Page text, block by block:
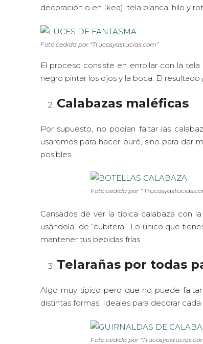
decoración o en Ikea), tela blanca, hilo y
Foto cedida por “Trucosyastucias.com”
El proceso consiste en enrollar con la
negro pintar los ojos y la boca. El resultado
Calabazas maléficas
Por supuesto, no podían faltar las
usaremos para hacer puré, sino para dar
posibles.
Foto cedida por ”
Cansados de ver la típica calabaza con
usándola de “cubitera”. Lo único que
mantener tus bebidas frías
Telarañas por todas
Algo muy típico pero que no puede faltar
distintas formas. Ideales para decorar
Foto cedida por